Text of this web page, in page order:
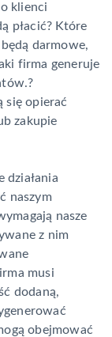
klienci
płacić? Które
darmowe,
firma generuje
się opierać
zakupie
działania
naszym
nasze
z nim
musi
dodaną,
obejmować